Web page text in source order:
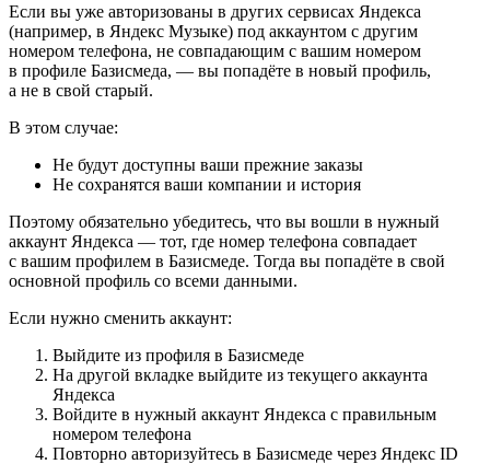
Если вы уже авторизованы в других сервисах Яндекса
(например, в Яндекс Музыке) под аккаунтом с другим
номером телефона, не совпадающим с вашим номером
в профиле Базисмеда, — вы попадёте в новый профиль,
а не в свой старый.
В этом случае:
Не будут доступны ваши прежние заказы
Не сохранятся ваши компании и история
Поэтому обязательно убедитесь, что вы вошли в нужный
аккаунт Яндекса — тот, где номер телефона совпадает
с вашим профилем в Базисмеде. Тогда вы попадёте в свой
основной профиль со всеми данными.
Если нужно сменить аккаунт:
Выйдите из профиля в Базисмеде
На другой вкладке выйдите из текущего аккаунта
Яндекса
Войдите в нужный аккаунт Яндекса с правильным
номером телефона
Повторно авторизуйтесь в Базисмеде через Яндекс ID